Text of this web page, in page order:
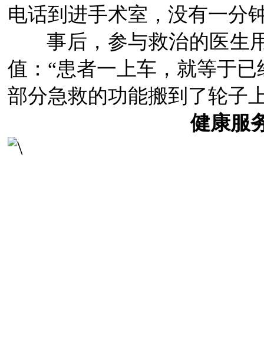
电话到进手术室，没有一分
事后，参与救治的医生
值：“患者一上车，就等于
部分急救的功能搬到了轮子
健康服